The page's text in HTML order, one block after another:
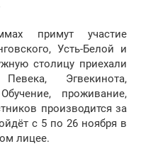
примут участие
Усть-Белой и
столицу приехали
Эгвекинота,
проживание,
производится за
с 5 по 26 ноября в
лицее.